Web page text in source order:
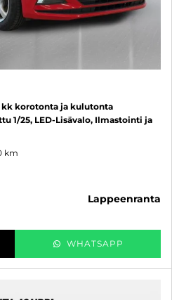
kk korotonta ja kulutonta
1/25, LED-Lisävalo, Ilmastointi ja
km
lappeenranta
WHATSAPP